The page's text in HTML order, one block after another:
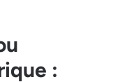
: